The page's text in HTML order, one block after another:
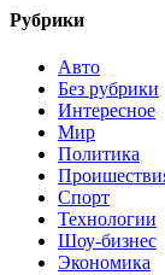
Рубрики
Авто
Без рубрики
Интересное
Мир
Политика
Спорт
Технологии
Шоу-бизнес
Экономика